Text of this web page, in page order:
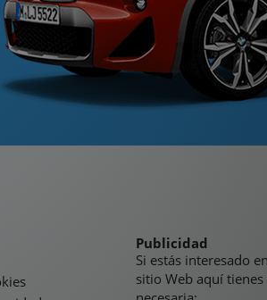
Publicidad
Si estás interesado
sitio Web aquí